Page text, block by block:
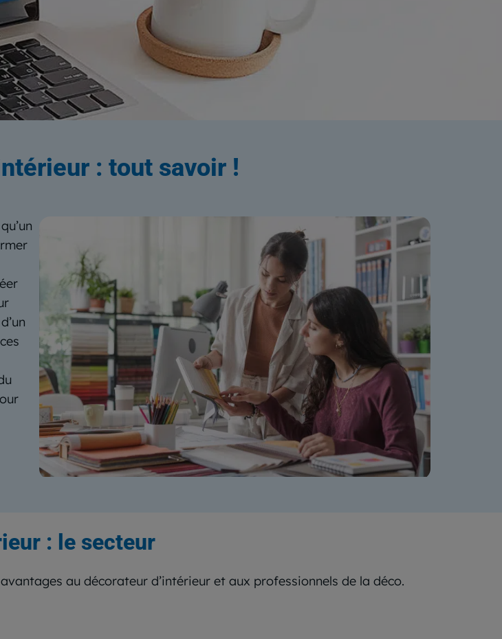
Européen de Formation
: tout savoir !
: le secteur
au décorateur d’intérieur et aux professionnels de la déco.